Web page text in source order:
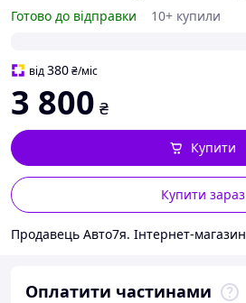
Готово до відправки
10+ купили
від380₴/міс
3 800 ₴
Купити зараз
Купити
Оплатити частинами